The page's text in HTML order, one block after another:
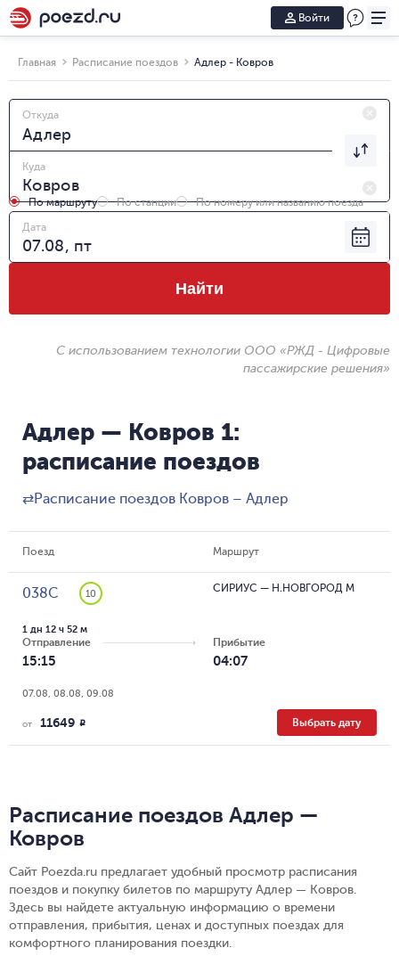
Войти
Главная Расписание поездов Адлер - Ковров
Откуда
Куда
По маршруту По станции
По номеру или названию поезда
Дата
Найти
С использованием технологии ООО «РЖД - Цифровые
пассажирские решения»
Адлер — Ковров 1:
расписание поездов
⇄Расписание поездов Ковров – Адлер
Поезд Маршрут
038С 10 СИРИУС — Н.НОВГОРОД М
Отправление
15:15
1 дн 12 ч 52 м
Прибытие
04:07
07.08, 08.08, 09.08
от 11649 R Выбрать дату
Расписание поездов Адлер —
Ковров
Сайт Poezda.ru предлагает удобный просмотр расписания
поездов и покупку билетов по маршруту Адлер — Ковров.
Здесь вы найдете актуальную информацию о времени
отправления, прибытия, ценах и доступных поездах для
комфортного планирования поездки.